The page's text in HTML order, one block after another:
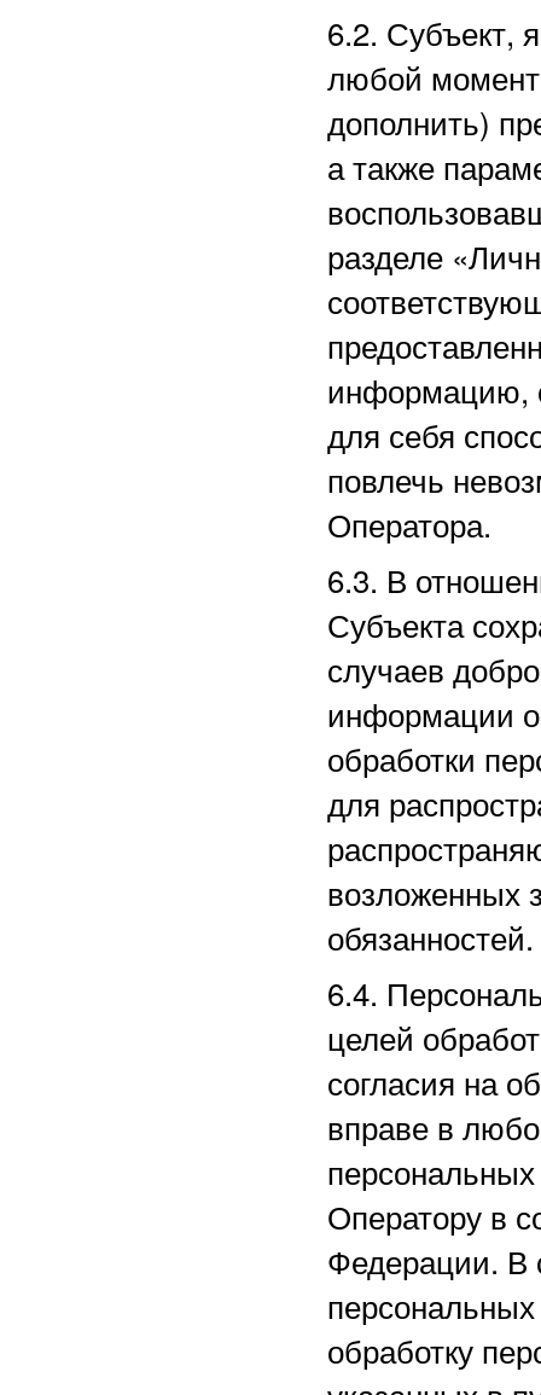
6.2. Субъект,
любой момент
дополнить)
а также
разделе
информацию,
для себя
повлечь
Оператора.
6.3. В
Субъекта
случаев
информации
обработки
для
возложенных
обязанностей.
6.4.
целей
согласия на
вправе в
Оператору в
Федерации. В
обработку